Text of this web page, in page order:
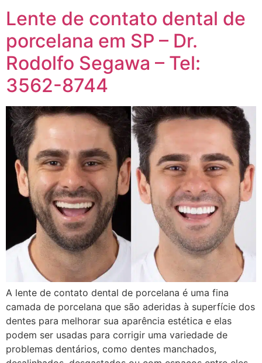
Lente de contato dental de
porcelana em SP – Dr.
Rodolfo Segawa – Tel:
3562-8744
A lente de contato dental de porcelana é uma fina
camada de porcelana que são aderidas à superfície dos
dentes para melhorar sua aparência estética e elas
podem ser usadas para corrigir uma variedade de
problemas dentários, como dentes manchados,